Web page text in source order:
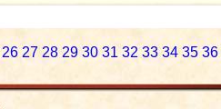
26 27 28 29 30 31 32 33 34 35 36